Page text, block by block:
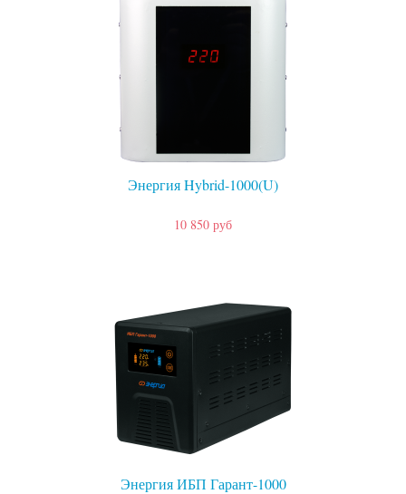
Энергия Hybrid-1000(U)
10 850 руб
Энергия ИБП Гарант-1000